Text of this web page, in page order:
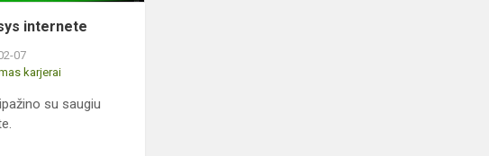
internete
07
karjerai
su saugiu